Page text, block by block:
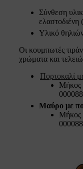
Σύνθεση
Υλικό
Οι κουμπωτές
χρώματα και
Πορτοκαλί
Μήκος
Μαύρο με
Μήκος